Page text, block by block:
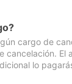
cargo de
El
lo